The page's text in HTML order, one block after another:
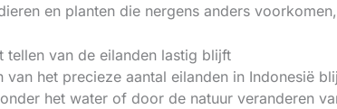
en planten die nergens anders
tellen van de eilanden lastig blijft
van het precieze aantal eilanden in Indonesië
het water of door de natuur veranderen